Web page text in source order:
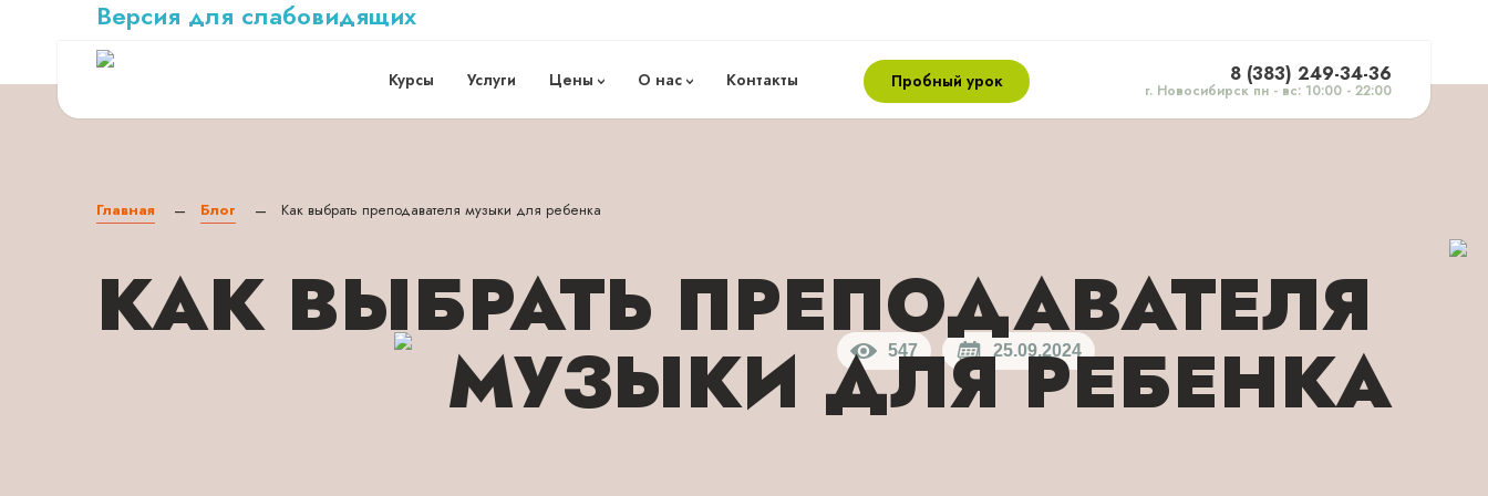
Версия для слабовидящих
Курсы Услуги Цены О нас Контакты Пробный урок 8 (383) 249-34-36
г. Новосибирск пн - вс: 10:00 - 22:00
Главная — Блог — Как выбрать преподавателя музыки для ребенка
КАК ВЫБРАТЬ ПРЕПОДАВАТЕЛЯ
МУЗЫКИ ДЛЯ РЕБЕНКА
547 25.09.2024